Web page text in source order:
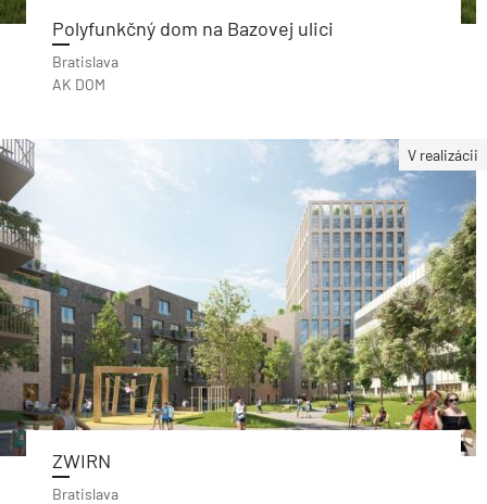
Polyfunkčný dom na Bazovej ulici
Bratislava
AK DOM
V realizácii
ZWIRN
Bratislava